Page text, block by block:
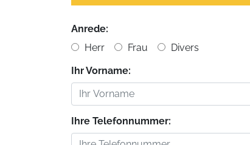
Anrede:
Herr
Frau
Divers
Ihr Vorname:
Ihre Telefonnummer: